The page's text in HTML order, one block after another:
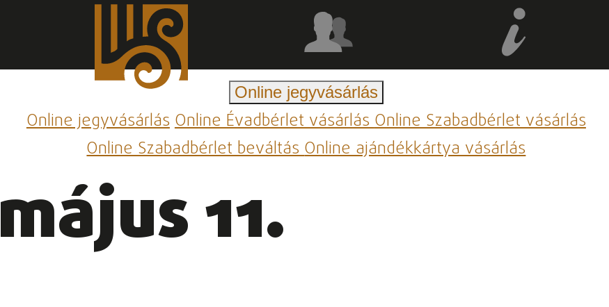
Online jegyvásárlás
Online jegyvásárlásOnline Évadbérlet vásárlásOnline Szabadbérlet vásárlás
Online Szabadbérlet beváltásOnline ajándékkártya vásárlás
május 11.